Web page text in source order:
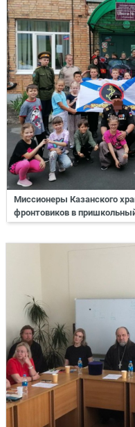
Миссионеры Казанского
фронтовиков в